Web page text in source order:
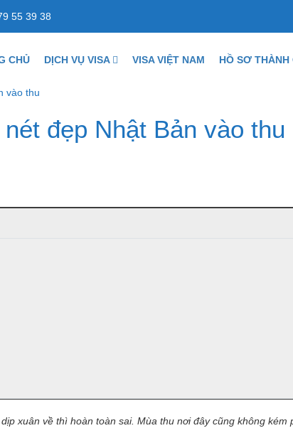
55 39 38
CHỦ DỊCH VỤ VISA VISA VIỆT NAM HỒ SƠ THÀNH
vào thu
đẹp Nhật Bản vào thu
xuân về thì hoàn toàn sai. Mùa thu nơi đây cũng không kém